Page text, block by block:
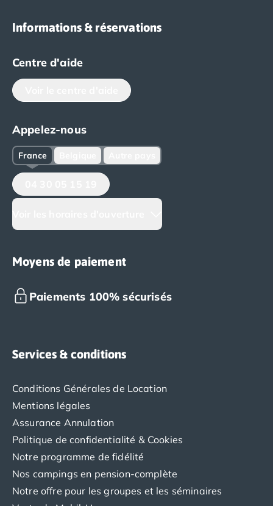
Informations & réservations
Centre d'aide
Appelez-nous
France
Moyens de paiement
Paiements 100% sécurisés
Services & conditions
Conditions Générales de Location
Mentions légales
Assurance Annulation
Politique de confidentialité & Cookies
Notre programme de fidélité
Nos campings en pension-complète
Notre offre pour les groupes et les séminaires